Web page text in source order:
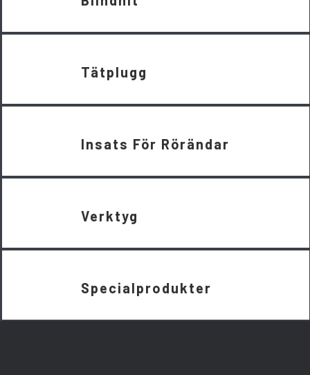
Tätplugg
Insats För Rörändar
Verktyg
Specialprodukter